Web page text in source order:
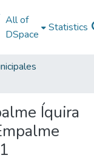
All of
DSpace
Statistics
Íquira